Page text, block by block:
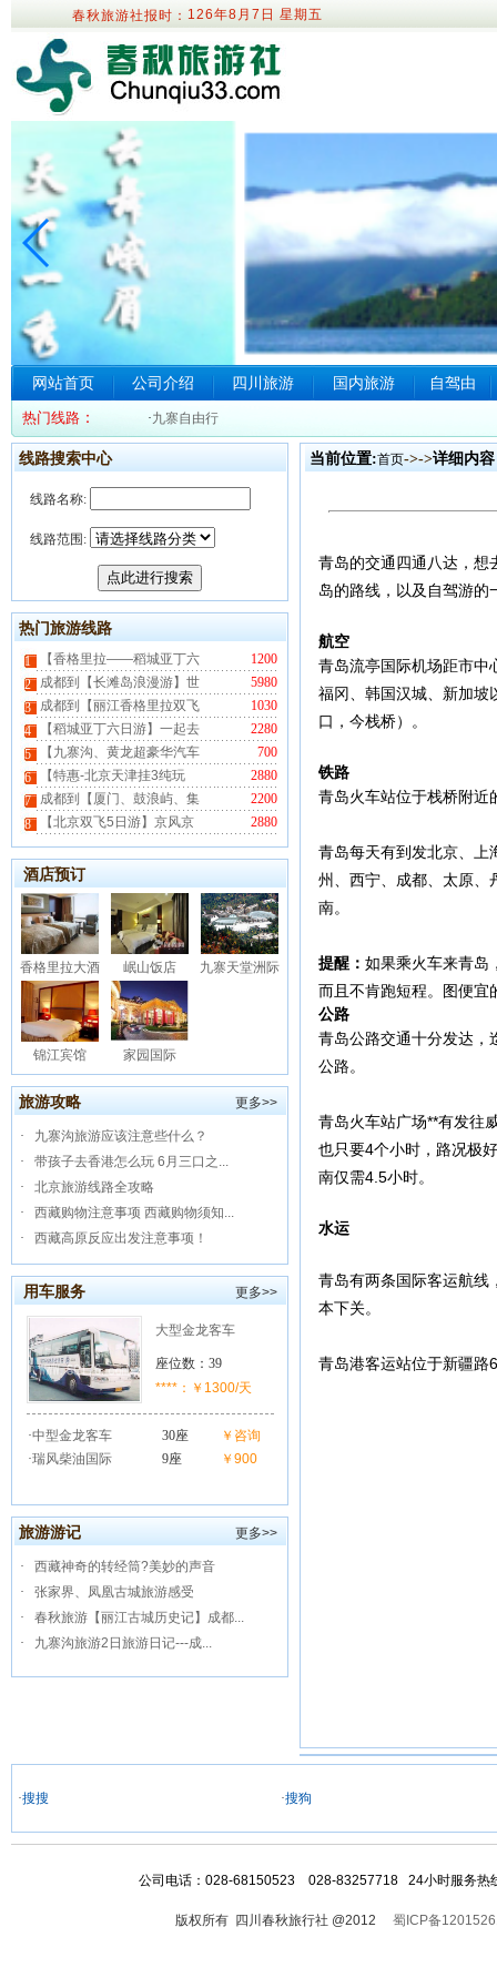
春秋旅游社报时： 126年8月7日 星期五
网站首页 公司介绍 四川旅游 国内旅游 自驾由
热门线路 ： ·九寨自由行
线路搜索中心
线路名称:
线路范围:
热门旅游线路
1 【香格里拉——稻城亚丁六
1200
2 成都到【长滩岛浪漫游】世
5980
3 成都到【丽江香格里拉双飞
1030
4 【稻城亚丁六日游】一起去
2280
5 【九寨沟、黄龙超豪华汽车
700
6 【特惠-北京天津挂3纯玩
2880
7 成都到【厦门、鼓浪屿、集
2200
8 【北京双飞5日游】京风京 2880
酒店预订
香格里拉大酒 岷山饭店 九寨天堂洲际
锦江宾馆 家园国际
旅游攻略 更多>>
·
九寨沟旅游应该注意些什么？
·
带孩子去香港怎么玩 6月三口之...
·
北京旅游线路全攻略
·
西藏购物注意事项 西藏购物须知...
·
西藏高原反应出发注意事项！
用车服务 更多>>
大型金龙客车
座位数：39
****：￥1300/天
·中型金龙客车 30座
￥咨询
·瑞风柴油国际 9座 ￥900
旅游游记 更多>>
·
西藏神奇的转经筒?美妙的声音
·
张家界、凤凰古城旅游感受
·
春秋旅游【丽江古城历史记】成都...
·
九寨沟旅游2日旅游日记---成...
当前位置:首页->->详细内容
青岛的交通四通八达，想
岛的路线，以及自驾游的
航空
青岛流亭国际机场距市中
福冈、韩国汉城、新加坡
口，今栈桥）。
铁路
青岛火车站位于栈桥附近
青岛每天有到发北京、上
州、西宁、成都、太原、
南。
提醒： 如果乘火车来青岛
而且不肯跑短程。图便宜
公路
青岛公路交通十分发达，
公路。
青岛火车站广场**有发往
也只要4个小时，路况极
南仅需4.5小时。
水运
青岛有两条国际客运航线
本下关。
青岛港客运站位于新疆路
·搜搜 ·搜狗
公司电话：028-68150523 028-83257718 24小时服务热
版权所有 四川春秋旅行社 @2012 蜀ICP备